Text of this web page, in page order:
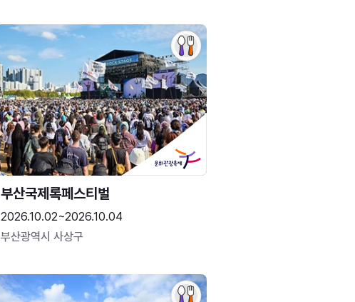
부산국제록페스티벌
2026.10.02~2026.10.04
부산광역시 사상구